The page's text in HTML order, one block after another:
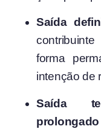
Saída
forma
intenção de
Saída
prolongado